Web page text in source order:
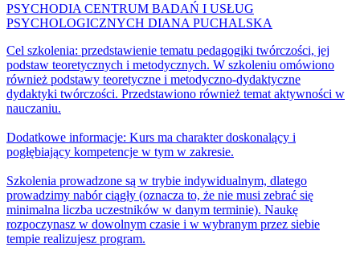
PSYCHODIA CENTRUM BADAŃ I USŁUG
PSYCHOLOGICZNYCH DIANA PUCHALSKA
Cel szkolenia: przedstawienie tematu pedagogiki twórczości, jej
podstaw teoretycznych i metodycznych. W szkoleniu omówiono
również podstawy teoretyczne i metodyczno-dydaktyczne
dydaktyki twórczości. Przedstawiono również temat aktywności w
nauczaniu.
Dodatkowe informacje: Kurs ma charakter doskonalący i
pogłębiający kompetencje w tym w zakresie.
Szkolenia prowadzone są w trybie indywidualnym, dlatego
prowadzimy nabór ciągły (oznacza to, że nie musi zebrać się
minimalna liczba uczestników w danym terminie). Naukę
rozpoczynasz w dowolnym czasie i w wybranym przez siebie
tempie realizujesz program.